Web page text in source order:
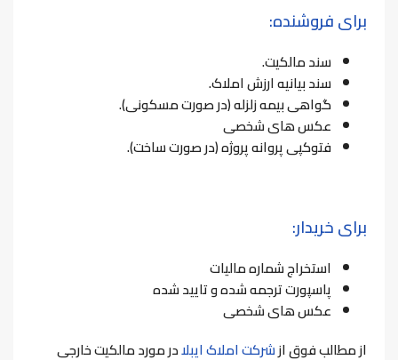
برای فروشنده:
سند مالکیت.
سند بیانیه ارزش املاک.
گواهی بیمه زلزله (در صورت مسکونی).
عکس های شخصی
فتوکپی پروانه پروژه (در صورت ساخت).
برای خریدار:
استخراج شماره مالیات
پاسپورت ترجمه شده و تایید شده
عکس های شخصی
از مطالب فوق ازشرکت املاک ایبلادر مورد مالکیت خارجی